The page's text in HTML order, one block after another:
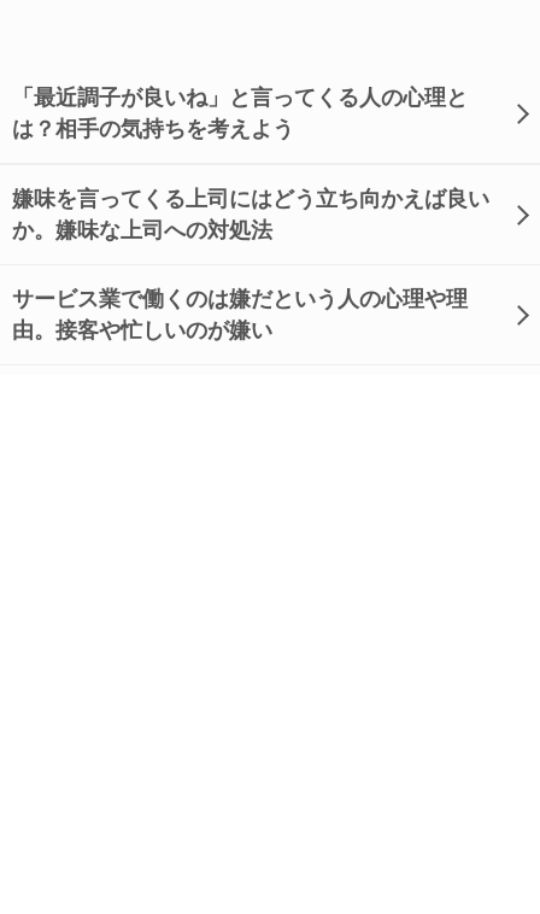
「最近調子が良いね」と言ってくる人の心理と
は？相手の気持ちを考えよう
嫌味を言ってくる上司にはどう立ち向かえば良い
か。嫌味な上司への対処法
サービス業で働くのは嫌だという人の心理や理
由。接客や忙しいのが嫌い